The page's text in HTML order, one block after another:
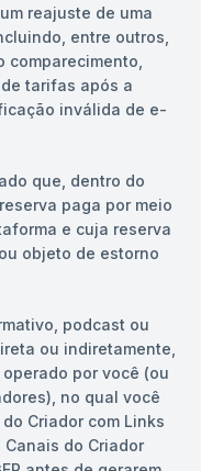
reajuste de uma
entre outros,
tarifas após a
inválida de e-
que, dentro do
paga por meio
e cuja reserva
objeto de estorno
podcast ou
ou indiretamente,
por você (ou
no qual você
Criador com Links
Canais do Criador